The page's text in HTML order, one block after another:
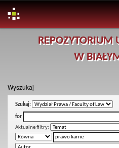
REPOZYTORIUM
W
Wyszukaj
Szukaj:
for
Aktualne filtry: